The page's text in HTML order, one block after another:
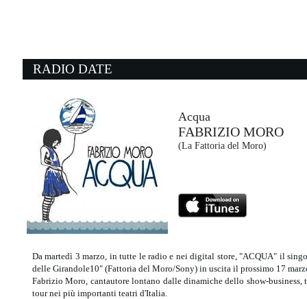
RADIO DATE
Acqua
FABRIZIO MORO
(La Fattoria del Moro)
Da martedì 3 marzo, in tutte le radio e nei digital store, "ACQUA" il
delle Girandole10" (Fattoria del Moro/Sony) in uscita il prossimo 17
Fabrizio Moro, cantautore lontano dalle dinamiche dello show-
tour nei più importanti teatri d'Italia.